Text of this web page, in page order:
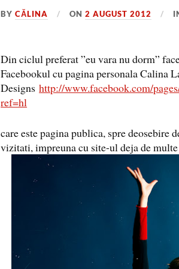
BYCĂLINA ON2 AUGUST 2012
Din ciclul preferat ”eu vara nu dorm”
Facebookul cu pagina personala Calina
Designshttp://www.facebook.com/
ref=hl
care este pagina publica, spre
vizitati, impreuna cu site-ul deja de